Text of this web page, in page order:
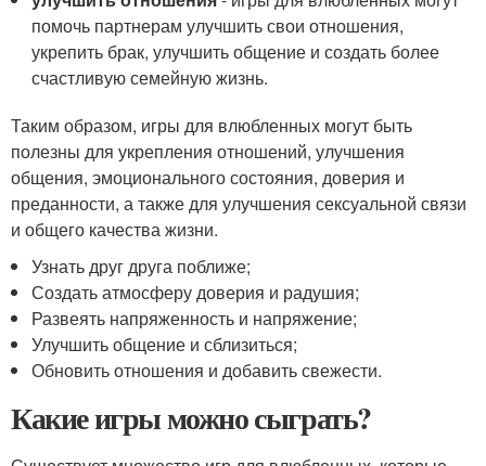
помочь партнерам улучшить свои отношения,
укрепить брак, улучшить общение и создать более
счастливую семейную жизнь.
Таким образом, игры для влюбленных могут быть
полезны для укрепления отношений, улучшения
общения, эмоционального состояния, доверия и
преданности, а также для улучшения сексуальной связи
и общего качества жизни.
Узнать друг друга поближе;
Создать атмосферу доверия и радушия;
Развеять напряженность и напряжение;
Улучшить общение и сблизиться;
Обновить отношения и добавить свежести.
Какие игры можно сыграть?